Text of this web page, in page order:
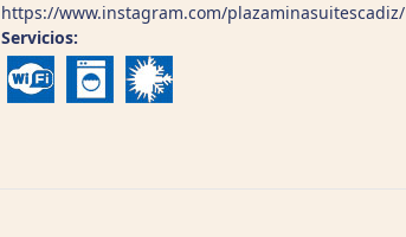
https://www.instagram.com/plazaminasuitescadiz/
Servicios: